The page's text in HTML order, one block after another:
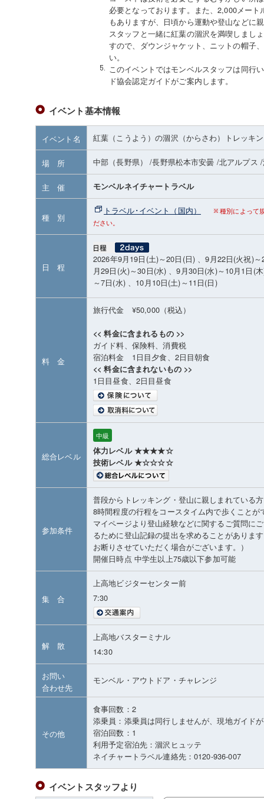
必要となっております。また、2,000メー
もありますが、日頃から運動や登山などに
スタッフと一緒に紅葉の涸沢を満喫しまし
すので、ダウンジャケット、ニットの帽子
い。
このイベントではモンベルスタッフは同行
ド協会認定ガイドがご案内します。
イベント基本情報
イベント名 紅葉（こうよう）の涸沢（からさわ）トレッキ
場 所 中部（長野県） /長野県松本市安曇 /北アルプス
主 催 モンベルネイチャートラベル
種 別
トラベル･イベント（国内）
種別によって
ださい。
日 程
2026年9月19日(土)～20日(日) 、9月22日(火祝)
月29日(火)～30日(水) 、9月30日(水)～10月1日(
～7日(水) 、10月10日(土)～11日(日)
料 金
旅行代金 ¥50,000（税込）
<< 料金に含まれるもの >>
ガイド料、保険料、消費税
宿泊料金 1日目夕食、2日目朝食
<< 料金に含まれないもの >>
1日目昼食、2日目昼食
総合レベル
中級
体力レベル ★★★★☆
技術レベル ★☆☆☆☆
参加条件
普段からトレッキング・登山に親しまれている
8時間程度の行程をコースタイム内で歩くことが
マイページより登山経験などに関するご質問に
るために登山記録の提出を求めることがありま
お断りさせていただく場合がございます。）
開催日時点 中学生以上75歳以下参加可能
集 合
上高地ビジターセンター前
7:30
解 散
上高地バスターミナル
14:30
お問い
合わせ先
モンベル・アウトドア・チャレンジ
その他
食事回数：2
添乗員：添乗員は同行しませんが、現地ガイド
宿泊回数：1
利用予定宿泊先：涸沢ヒュッテ
ネイチャートラベル連絡先：0120-936-007
イベントスタッフより